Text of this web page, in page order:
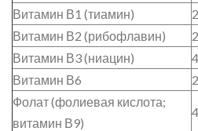
Витамин В1 (тиамин)
Витамин В2 (рибофлавин)
Витамин В3 (ниацин)
Витамин В6
Фолат (фолиевая кислота;
витамин В9)